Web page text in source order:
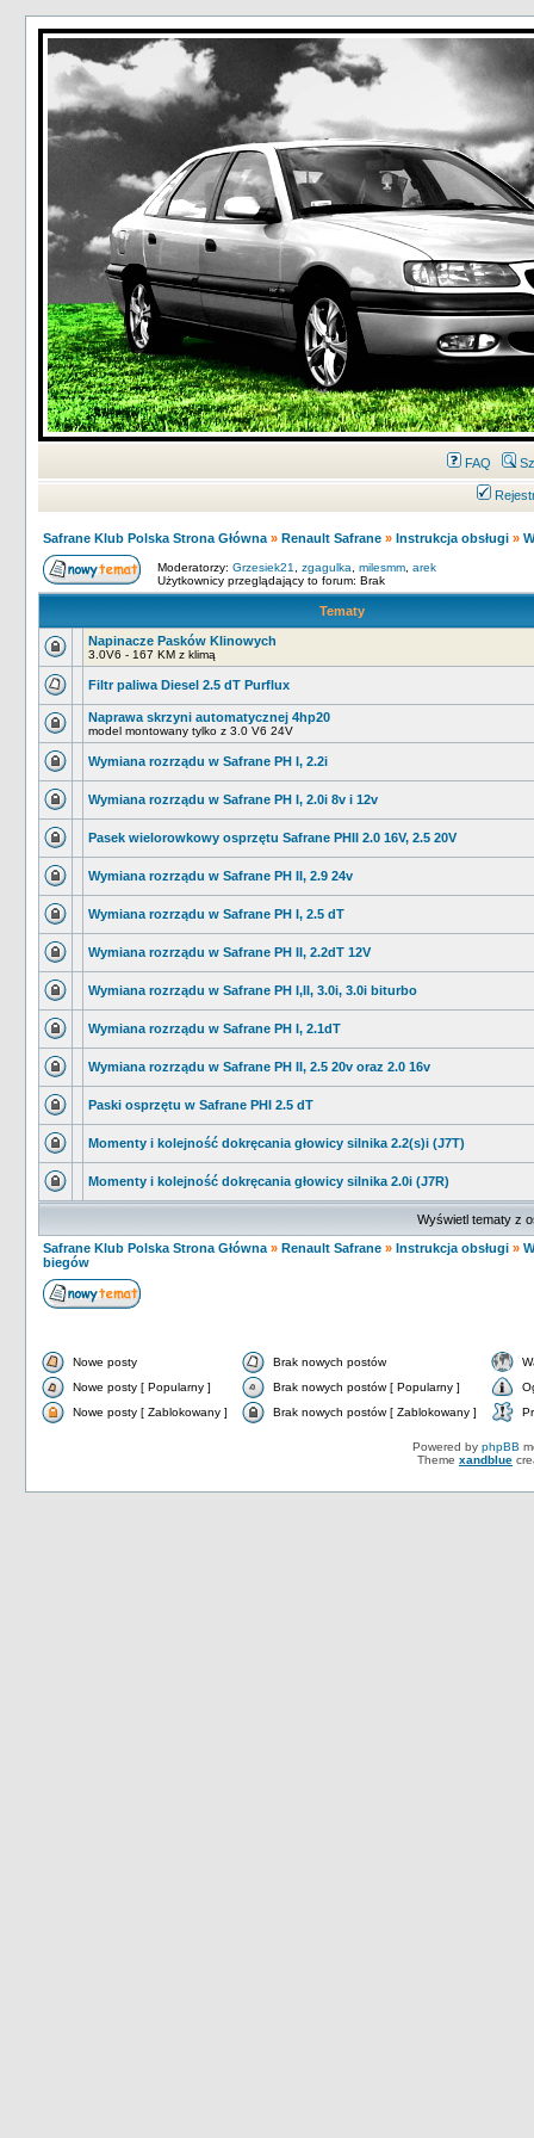
FAQ
Safrane Klub Polska Strona Główna » Renault Safrane » Instrukcja obsługi »
Moderatorzy: Grzesiek21 zgagulka milesmm arek
Użytkownicy przeglądający to forum: Brak
Tematy
Napinacze Pasków Klinowych
3.0V6 - 167 KM z klimą
Filtr paliwa Diesel 2.5 dT Purflux
Naprawa skrzyni automatycznej 4hp20
model montowany tylko z 3.0 V6 24V
Wymiana rozrządu w Safrane PH I, 2.2i
Wymiana rozrządu w Safrane PH I, 2.0i 8v i 12v
Pasek wielorowkowy osprzętu Safrane PHII 2.0 16V, 2.5 20V
Wymiana rozrządu w Safrane PH II, 2.9 24v
Wymiana rozrządu w Safrane PH I, 2.5 dT
Wymiana rozrządu w Safrane PH II, 2.2dT 12V
Wymiana rozrządu w Safrane PH I,II, 3.0i, 3.0i biturbo
Wymiana rozrządu w Safrane PH I, 2.1dT
Wymiana rozrządu w Safrane PH II, 2.5 20v oraz 2.0 16v
Paski osprzętu w Safrane PHI 2.5 dT
Momenty i kolejność dokręcania głowicy silnika 2.2(s)i (J7T)
Momenty i kolejność dokręcania głowicy silnika 2.0i (J7R)
Wyświetl tematy z
Safrane Klub Polska Strona Główna » Renault Safrane » Instrukcja obsługi »
biegów
Nowe posty Brak nowych postów
Nowe posty [ Popularny ]
Brak nowych postów [ Popularny ]
Nowe posty [ Zablokowany ]
Brak nowych postów [ Zablokowany ]
Powered by phpBB
Theme xandblue